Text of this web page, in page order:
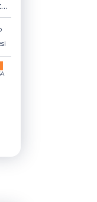
2.5 Benzina Phev 152 Cv 2wd Titanium Business Aut Suv